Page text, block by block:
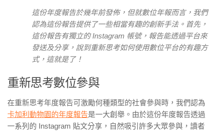
這份年度報告於幾年前發佈，但就數位年報而言，我們
認為這份報告提供了一些相當有趣的創新手法。首先，
這份報告有獨立的 Instagram 帳號，報告能透過平台來
發送及分享，說到重新思考如何使用數位平台的有趣方
式，這就是了！
重新思考數位參與
在重新思考年度報告可激勵何種類型的社會參與時，我們認為
卡加利動物園的年度報告是一大創舉。由於這份年度報告透過
一系列的 Instagram 貼文分享，自然吸引許多大眾參與，讀者